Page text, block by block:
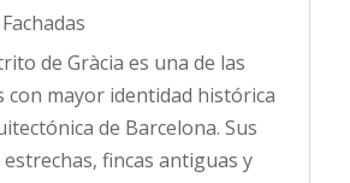
Fachadas
de Gràcia es una de las
con mayor identidad histórica
de Barcelona. Sus
estrechas, fincas antiguas y